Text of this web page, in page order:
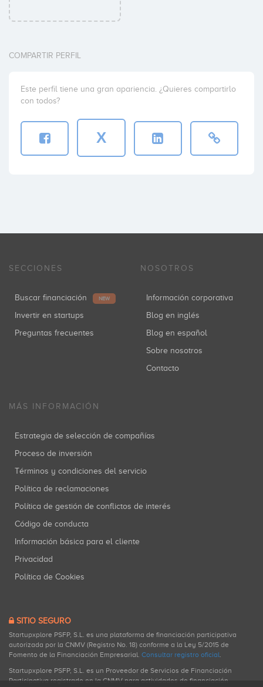
COMPARTIR PERFIL
Este perfil tiene una gran apariencia. ¿Quieres compartirlo
con todos?
X
SECCIONES
Buscar financiación NEW
Invertir en startups
Preguntas frecuentes
NOSOTROS
Información corporativa
Blog en inglés
Blog en español
Sobre nosotros
Contacto
MÁS INFORMACIÓN
Estrategia de selección de compañías
Proceso de inversión
Términos y condiciones del servicio
Política de reclamaciones
Política de gestión de conflictos de interés
Código de conducta
Información básica para el cliente
Privacidad
Política de Cookies
SITIO SEGURO
Startupxplore PSFP, S.L. es una plataforma de financiación participativa
autorizada por la CNMV (Registro No. 18) conforme a la Ley 5/2015 de
Fomento de la Financiación Empresarial. Consultar registro oficial.
Startupxplore PSFP, S.L. es un Proveedor de Servicios de Financiación
Participativa registrado en la CNMV para actividades de financiación